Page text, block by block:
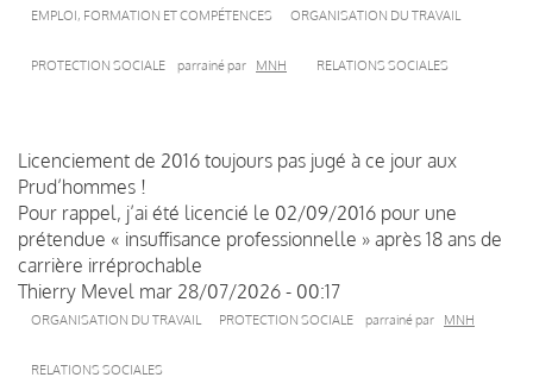
EMPLOI, FORMATION ET COMPÉTENCES ORGANISATION DU TRAVAIL
PROTECTION SOCIALE parrainé par MNH RELATIONS SOCIALES
Licenciement de 2016 toujours pas jugé à ce jour aux
Prud’hommes !
Pour rappel, j’ai été licencié le 02/09/2016 pour une
prétendue « insuffisance professionnelle » après 18 ans de
carrière irréprochable
Thierry Mevel mar 28/07/2026 - 00:17
ORGANISATION DU TRAVAIL PROTECTION SOCIALE parrainé par MNH
RELATIONS SOCIALES